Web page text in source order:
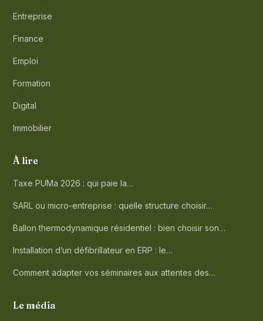
Entreprise
Finance
Emploi
Formation
Digital
Immobilier
À lire
Taxe PUMa 2026 : qui paie la…
SARL ou micro-entreprise : quelle structure choisir…
Ballon thermodynamique résidentiel : bien choisir son…
Installation d’un défibrillateur en ERP : le…
Comment adapter vos séminaires aux attentes des…
Le média